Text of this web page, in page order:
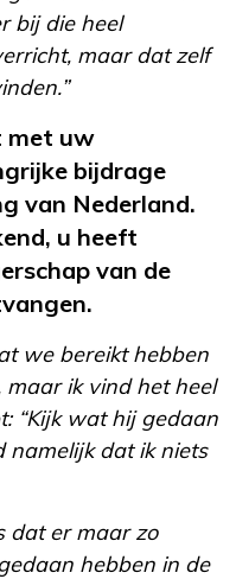
bij die heel
maar dat zelf
met uw
bijdrage
van Nederland.
u heeft
van de
we bereikt hebben
maar ik vind het heel
“Kijk wat hij gedaan
namelijk dat ik niets
dat er maar zo
hebben in de